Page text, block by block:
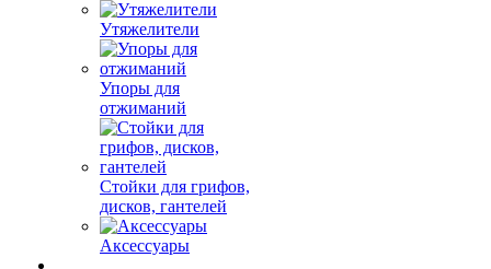
Утяжелители
Упоры для
отжиманий
Стойки для грифов,
дисков, гантелей
Аксессуары